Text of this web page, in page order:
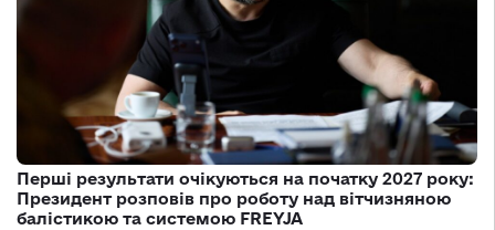
Перші результати очікуються на початку 2027 року:
Президент розповів про роботу над вітчизняною
балістикою та системою FREYJA